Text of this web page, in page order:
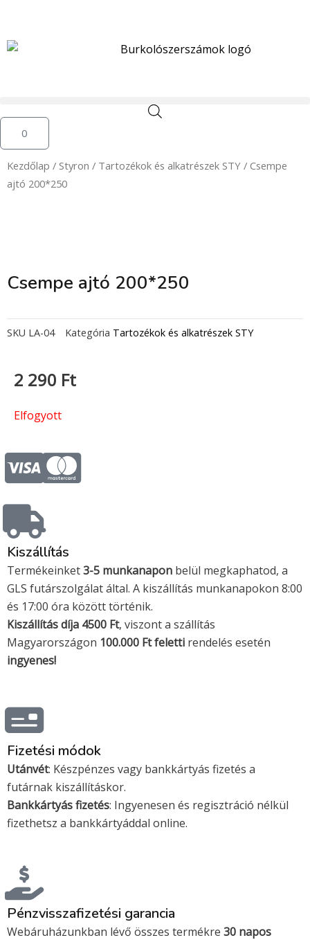
content
0
Kosár
Kezdőlap / Styron / Tartozékok és alkatrészek STY / Csempe
ajtó 200*250
Csempe ajtó 200*250
SKU LA-04 Kategória Tartozékok és alkatrészek STY
2 290 Ft
Elfogyott
C
c
-
v
i
s
a
C
-
m
a
s
r
c
a
Kiszállítás
Termékeinket3-5 munkanapon belül megkaphatod, a
GLS futárszolgálat által. A kiszállítás munkanapokon 8:00
és 17:00 óra között történik.
Kiszállítás díja 4500 Ft, viszont a szállítás
Magyarországon 100.000 Ft feletti rendelés esetén
ingyenes!
Fizetési módok
Utánvét: Készpénzes vagy bankkártyás fizetés a
futárnak kiszállításkor.
Bankkártyás fizetés: Ingyenesen és regisztráció nélkül
fizethetsz a bankkártyáddal online.
Pénzvisszafizetési garancia
Webáruházunkban lévő összes termékre 30 napos